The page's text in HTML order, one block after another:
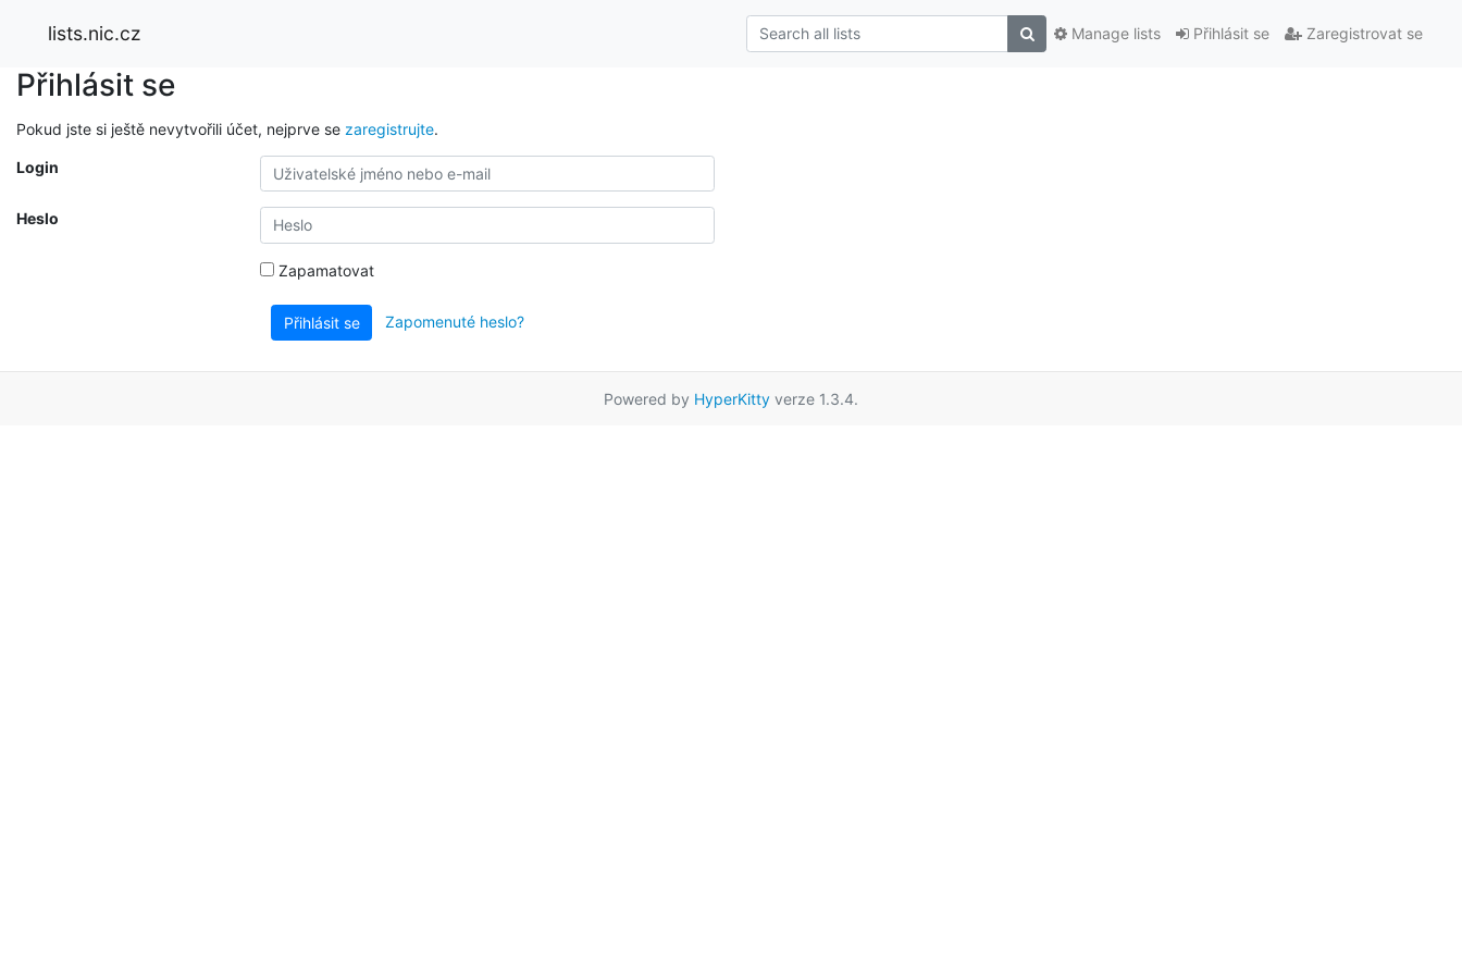
lists.nic.cz Přihlásit se Zaregistrovat se
Manage lists
Přihlásit se
Pokud jste si ještě nevytvořili účet, nejprve se zaregistrujte.
Login
Heslo
Zapamatovat
Přihlásit se Zapomenuté heslo?
Powered by HyperKitty verze 1.3.4.